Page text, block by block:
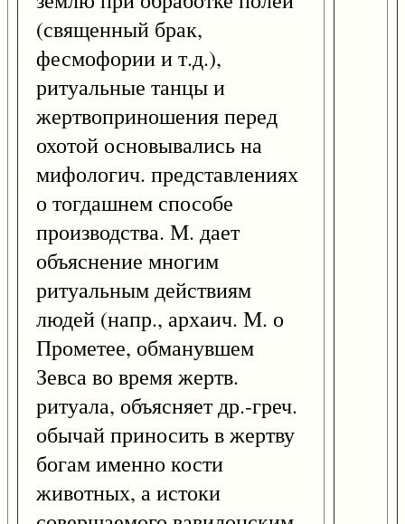
(священный брак,
фесмофории и т.д.),
ритуальные танцы и
жертвоприношения перед
охотой основывались на
мифологич. представлениях
о тогдашнем способе
производства. М. дает
объяснение многим
ритуальным действиям
людей (напр., архаич. М. о
Прометее, обманувшем
Зевса во время жертв.
ритуала, объясняет др.-греч.
обычай приносить в жертву
богам именно кости
животных, а истоки